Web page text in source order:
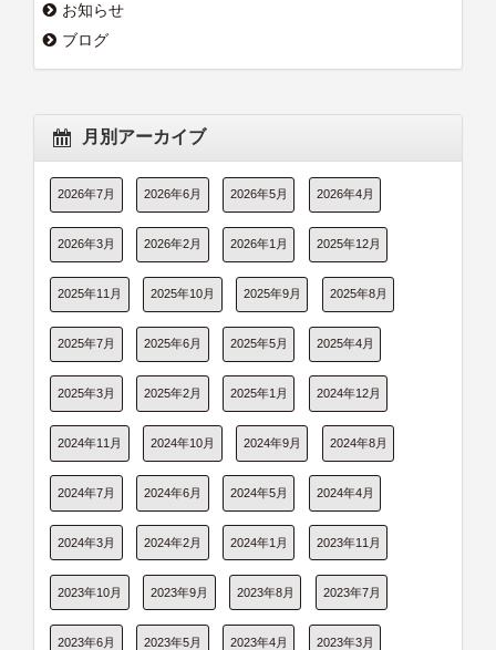
お知らせ
ブログ
月別アーカイブ
2026年7月 2026年6月 2026年5月 2026年4月
2026年3月 2026年2月 2026年1月 2025年12月
2025年11月 2025年10月 2025年9月 2025年8月
2025年7月 2025年6月 2025年5月 2025年4月
2025年3月 2025年2月 2025年1月 2024年12月
2024年11月 2024年10月 2024年9月 2024年8月
2024年7月 2024年6月 2024年5月 2024年4月
2024年3月 2024年2月 2024年1月 2023年11月
2023年10月 2023年9月 2023年8月 2023年7月
2023年6月 2023年5月 2023年4月 2023年3月